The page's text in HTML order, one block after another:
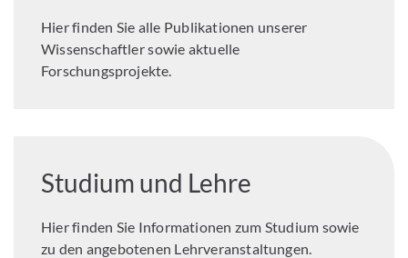
Hier finden Sie alle Publikationen unserer
Wissenschaftler sowie aktuelle
Forschungsprojekte.
Studium und Lehre
Hier finden Sie Informationen zum Studium sowie
zu den angebotenen Lehrveranstaltungen.